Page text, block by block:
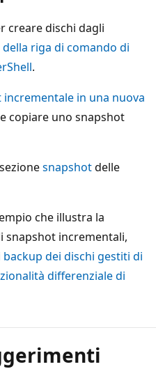
creare dischi dagli
riga di comando di
.
in una nuova
copiare uno snapshot
snapshotdelle
che illustra la
snapshot incrementali,
backup dei dischi gestiti di
differenziale di